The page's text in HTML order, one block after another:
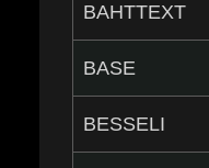
BAHTTEXT
BASE
BESSELI